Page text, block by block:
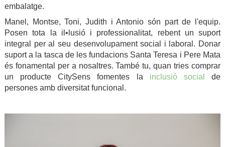
embalatge.
Manel, Montse, Toni, Judith i Antonio són part de l'equip.
Posen tota la il•lusió i professionalitat, rebent un suport
integral per al seu desenvolupament social i laboral. Donar
suport a la tasca de les fundacions Santa Teresa i Pere Mata
és fonamental per a nosaltres. També tu, quan tries comprar
un producte CitySens fomentes la inclusió social
de
persones amb diversitat funcional.